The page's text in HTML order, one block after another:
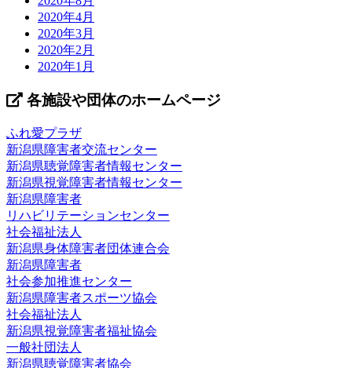
2020年4月
2020年3月
2020年2月
2020年1月
各施設や団体のホームページ
ふれ愛プラザ
新潟県障害者交流センター
新潟県聴覚障害者情報センター
新潟県視覚障害者情報センター
新潟県障害者
リハビリテーションセンター
社会福祉法人
新潟県身体障害者団体連合会
新潟県障害者
社会参加推進センター
新潟県障害者スポーツ協会
社会福祉法人
新潟県視覚障害者福祉協会
一般社団法人
新潟県聴覚障害者協会